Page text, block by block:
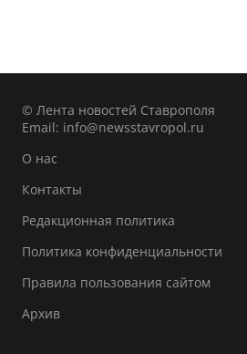
© Лента новостей Ставрополя
Email: info@newsstavropol.ru
О нас
Контакты
Редакционная политика
Политика конфиденциальности
Правила пользования сайтом
Архив